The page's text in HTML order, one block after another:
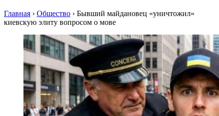
Главная › Общество › Бывший майдановец «уничтожил»
киевскую элиту вопросом о мове